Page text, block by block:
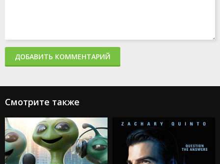
ДОБАВИТЬ КОММЕНТАРИЙ
Смотрите также